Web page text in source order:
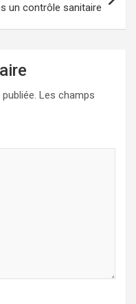
un contrôle sanitaire
Les champs